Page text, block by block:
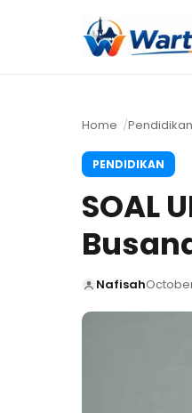
Home Pendidikan
PENDIDIKAN
SOAL
Nafisah